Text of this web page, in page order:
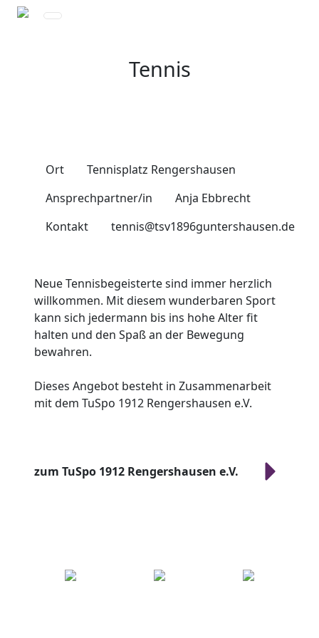
Tennis
Ort
Tennisplatz Rengershausen
Ansprechpartner/in
Anja Ebbrecht
Kontakt
tennis@tsv1896guntershausen.de
Neue Tennisbegeisterte sind immer herzlich
willkommen. Mit diesem wunderbaren Sport
kann sich jedermann bis ins hohe Alter fit
halten und den Spaß an der Bewegung
bewahren.
Dieses Angebot besteht in Zusammenarbeit
mit dem TuSpo 1912 Rengershausen e.V.
zum TuSpo 1912 Rengershausen e.V.